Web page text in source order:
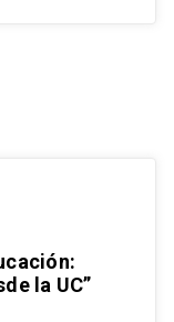
la UC”